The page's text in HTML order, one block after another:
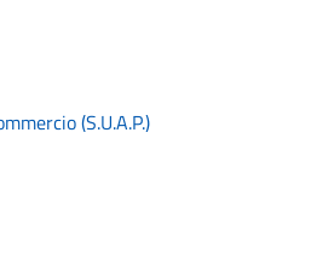
(S.U.A.P.)